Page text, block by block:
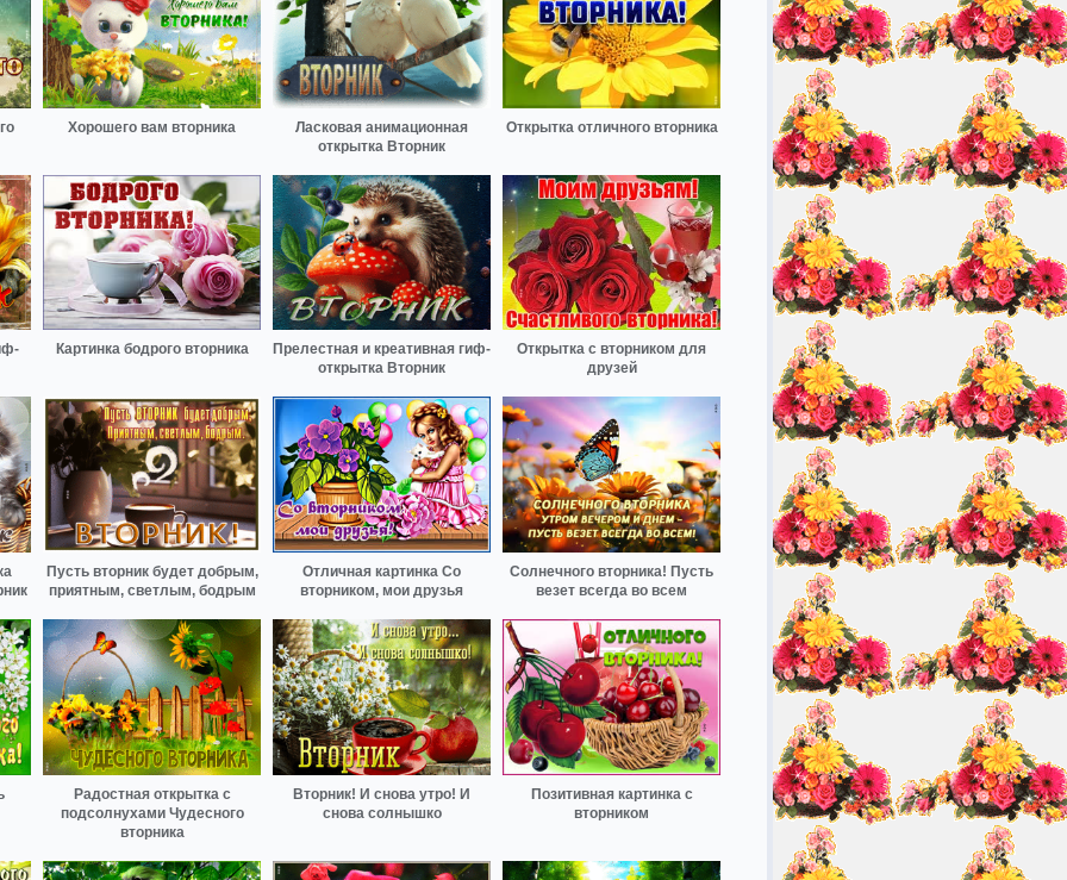
Хорошего вам вторника
Ласковая анимационная
открытка Вторник
Открытка отличного вторника
Картинка бодрого вторника
Прелестная и креативная гиф-
открытка Вторник
Открытка с вторником для
друзей
Пусть вторник будет добрым,
приятным, светлым, бодрым
Отличная картинка Со
вторником, мои друзья
Солнечного вторника! Пусть
везет всегда во всем
Радостная открытка с
подсолнухами Чудесного
вторника
Вторник! И снова утро! И
снова солнышко
Позитивная картинка с
вторником